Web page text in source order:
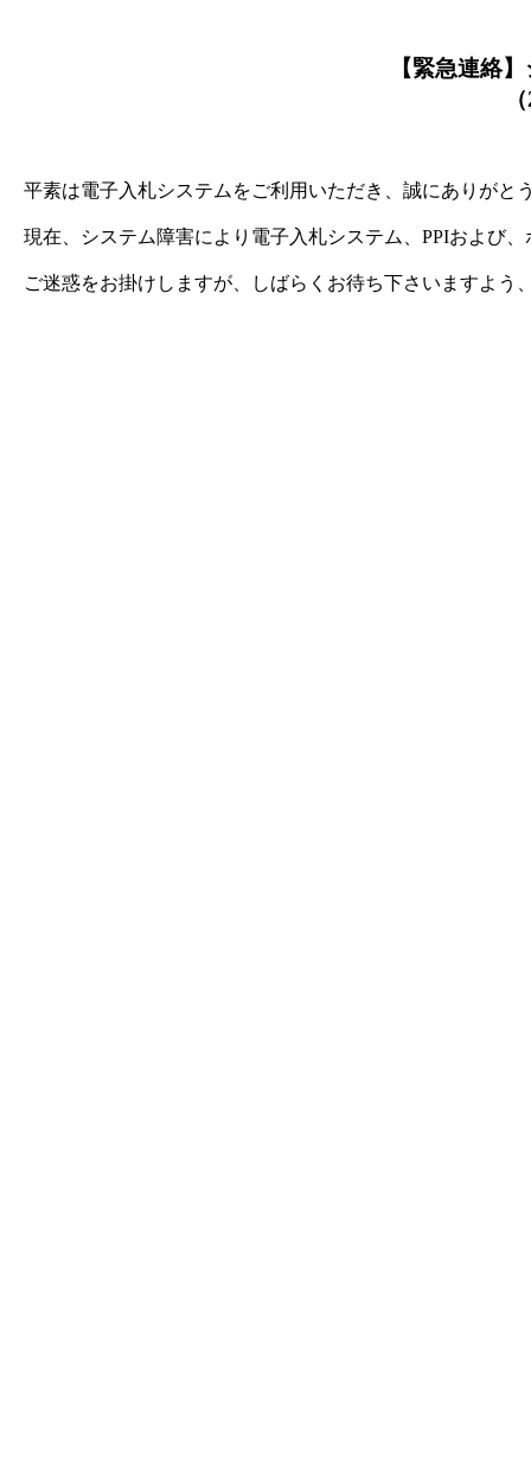
【緊急連絡
平素は電子入札システムをご利用いただき、誠にありがと
現在、システム障害により電子入札システム、PPIおよび
ご迷惑をお掛けしますが、しばらくお待ち下さいますよう